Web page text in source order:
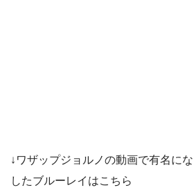
↓ワザップジョルノの動画で有名に
したブルーレイはこちら